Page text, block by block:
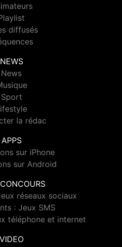
diffusés
NEWS
News
Sport
la rédac
APPS
sur iPhone
sur Android
réseaux sociaux
: Jeux SMS
téléphone et internet
VIDEO